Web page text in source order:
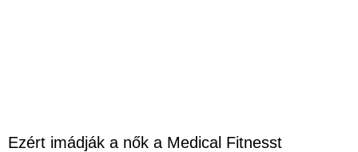
Ezért imádják a nők a Medical Fitnesst